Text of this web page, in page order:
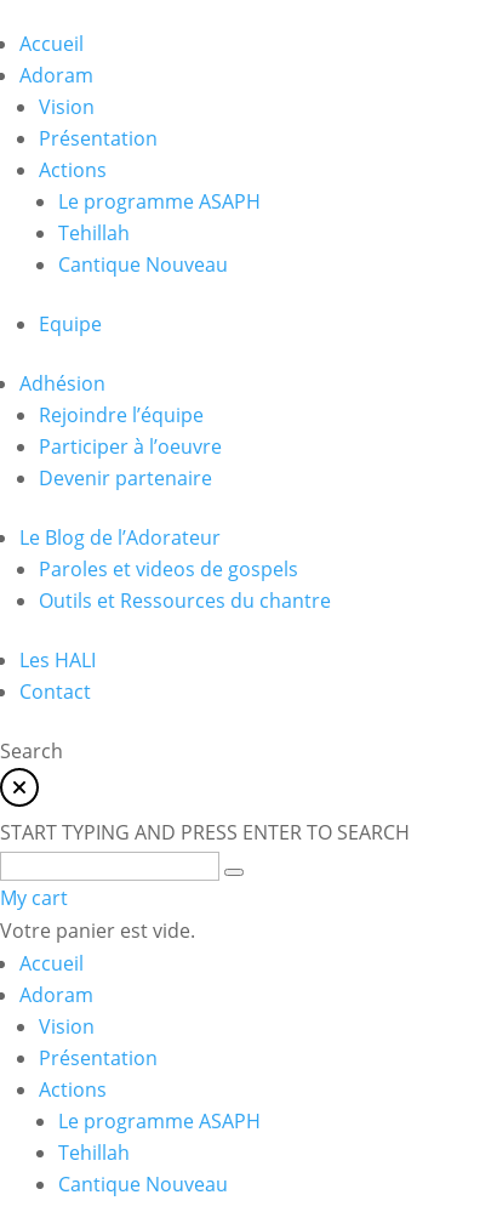
Accueil
Adoram
Vision
Présentation
Actions
Le programme ASAPH
Tehillah
Cantique Nouveau
Equipe
Adhésion
Rejoindre l’équipe
Participer à l’oeuvre
Devenir partenaire
Le Blog de l’Adorateur
Paroles et videos de gospels
Outils et Ressources du chantre
Les HALI
Contact
Search
START TYPING AND PRESS ENTER TO SEARCH
My cart
Votre panier est vide.
Accueil
Adoram
Vision
Présentation
Actions
Le programme ASAPH
Tehillah
Cantique Nouveau